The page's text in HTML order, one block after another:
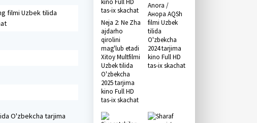
filmi Uzbek tilida
O'zbekcha tarjima
Neja 2: Ne Zha
ajdarho
qirolini
mag'lub etadi
Xitoy Multfilmi
Uzbek tilida
O'zbekcha
2025 tarjima
kino Full HD
tas-ix skachat
Anora /
Анора AQSh
filmi Uzbek
tilida
O'zbekcha
2024 tarjima
kino Full HD
tas-ix skachat